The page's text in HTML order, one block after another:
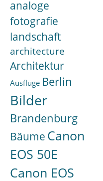
analoge
fotografie
landschaft
architecture
Architektur
Ausflüge Berlin
Bilder
Brandenburg
Bäume Canon
EOS 50E
Canon EOS